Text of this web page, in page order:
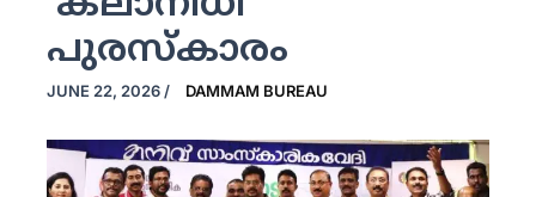
പുരസ്‌കാരം
JUNE 22, 2026 / DAMMAM BUREAU